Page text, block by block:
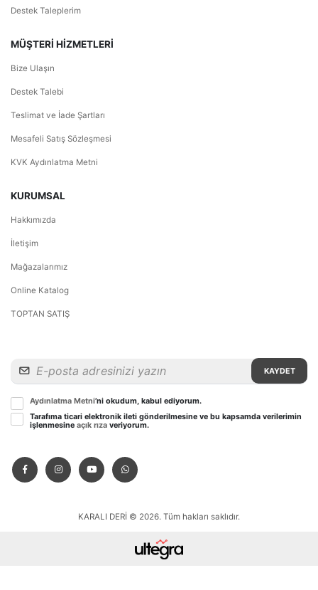
Destek Taleplerim
MÜŞTERİ HİZMETLERİ
Bize Ulaşın
Destek Talebi
Teslimat ve İade Şartları
Mesafeli Satış Sözleşmesi
KVK Aydınlatma Metni
KURUMSAL
Hakkımızda
İletişim
Mağazalarımız
Online Katalog
TOPTAN SATIŞ
KAYDET
Aydınlatma Metni’ni okudum, kabul ediyorum.
Tarafıma ticari elektronik ileti gönderilmesine ve bu kapsamda verilerimin
işlenmesine açık rıza veriyorum.
KARALI DERİ © 2026. Tüm hakları saklıdır.